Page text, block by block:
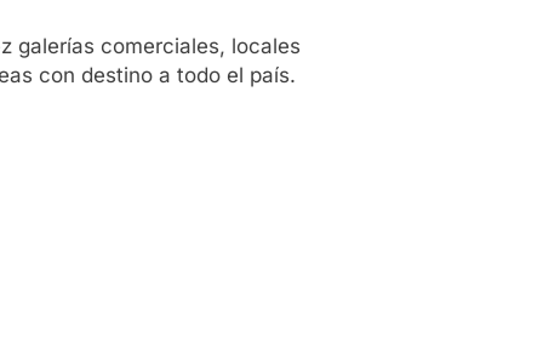
galerías comerciales, locales
con destino a todo el país.